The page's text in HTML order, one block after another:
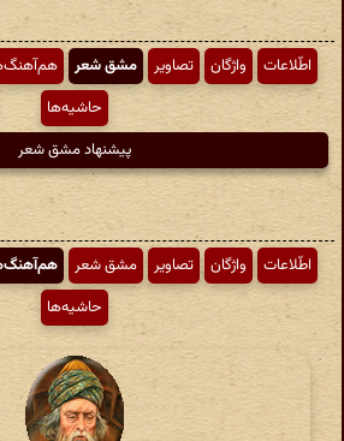
اطّلاعات واژگان تصاویر مشق شعر
حاشیه‌ها
پیشنهاد مشق شعر
اطّلاعات واژگان تصاویر مشق شعر
حاشیه‌ها